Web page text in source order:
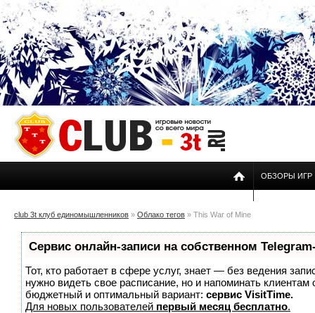
ОБЗОРЫ ИГР
club 3t клуб единомышленников » Облако тегов » This War of Mine
Сервис онлайн-записи на собственном
Тот, кто работает в сфере услуг, знает — без ведения
нужно видеть свое расписание, но и напоминать
бюджетный и оптимальный вариант: сервис VisitTime.
Для новых пользователей первый месяц бесплатно.